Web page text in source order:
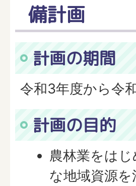
備計画
計画の期間
令和3年度から令
計画の目的
農林業をは
な地域資源